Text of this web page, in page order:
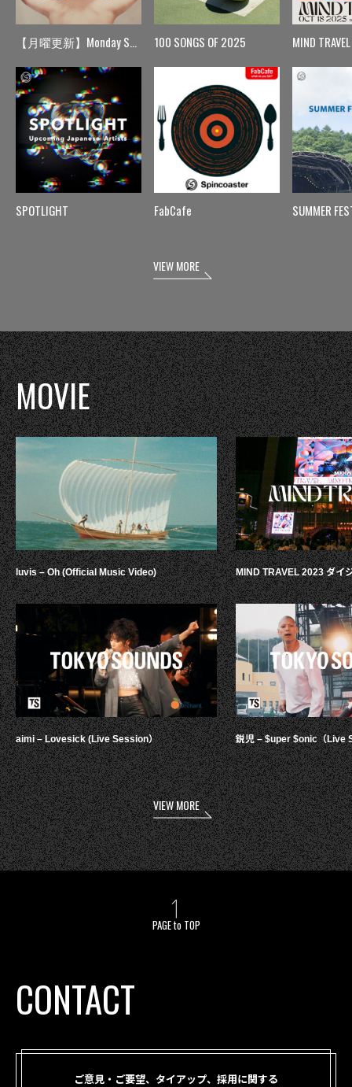
【月曜更新】Monday Spin
SPOTLIGHT
100 SONGS OF 2025
FabCafe
MIND TRAVEL
SUMMER
VIEW MORE
MOVIE
luvis – Oh (Official Music Video)
aimi – Lovesick (Live Session）
MIND TRAVEL 2023 ダイ
鋭児 – $uper $onic（Live
VIEW MORE
PAGE to TOP
CONTACT
ご意見・ご要望、タイアップ、採用に関する